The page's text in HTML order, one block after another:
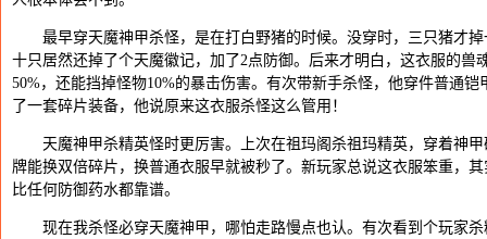
最早穿天魔神甲杀怪，是在打白野猪的时候。没穿时，三只猪才掉
十只居然还掉了个天魔徽记，加了2点防御。后来才明白，这衣服的
50%，还能挡掉怪物10%的暴击伤害。有次带新手杀怪，他穿件普通
了一套碎片装备，他说原来这衣服杀怪这么管用！
天魔神甲杀精英怪时更厉害。上次在祖玛阁杀祖玛精英，穿着神甲
牌能换双倍碎片，换普通衣服早就被秒了。新玩家总说这衣服笨重，
比任何防御药水都靠谱。
现在我杀怪必穿天魔神甲，哪怕走路慢点也认。有次看到个玩家杀